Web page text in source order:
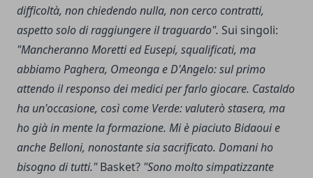
difficoltà, non chiedendo nulla, non cerco contratti,
aspetto solo di raggiungere il traguardo". Sui singoli:
"Mancheranno Moretti ed Eusepi, squalificati, ma
abbiamo Paghera, Omeonga e D'Angelo: sul primo
attendo il responso dei medici per farlo giocare. Castaldo
ha un'occasione, così come Verde: valuterò stasera, ma
ho già in mente la formazione. Mi è piaciuto Bidaoui e
anche Belloni, nonostante sia sacrificato. Domani ho
bisogno di tutti."Basket? "Sono molto simpatizzante